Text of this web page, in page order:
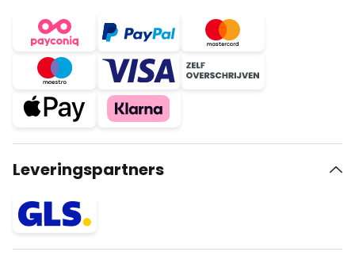
Leveringspartners